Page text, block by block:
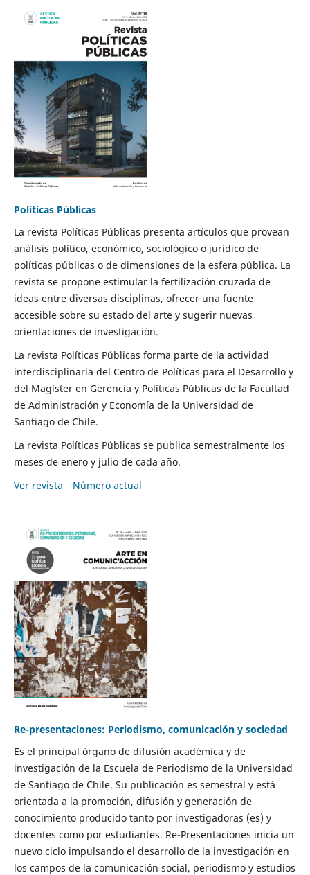
Políticas Públicas
La revista Políticas Públicas presenta artículos que provean
análisis político, económico, sociológico o jurídico de
políticas públicas o de dimensiones de la esfera pública. La
revista se propone estimular la fertilización cruzada de
ideas entre diversas disciplinas, ofrecer una fuente
accesible sobre su estado del arte y sugerir nuevas
orientaciones de investigación.
La revista Políticas Públicas forma parte de la actividad
interdisciplinaria del Centro de Políticas para el Desarrollo y
del Magíster en Gerencia y Políticas Públicas de la Facultad
de Administración y Economía de la Universidad de
Santiago de Chile.
La revista Políticas Públicas se publica semestralmente los
meses de enero y julio de cada año.
Ver revista
Número actual
Re-presentaciones: Periodismo, comunicación y sociedad
Es el principal órgano de difusión académica y de
investigación de la Escuela de Periodismo de la Universidad
de Santiago de Chile. Su publicación es semestral y está
orientada a la promoción, difusión y generación de
conocimiento producido tanto por investigadoras (es) y
docentes como por estudiantes. Re-Presentaciones inicia un
nuevo ciclo impulsando el desarrollo de la investigación en
los campos de la comunicación social, periodismo y estudios